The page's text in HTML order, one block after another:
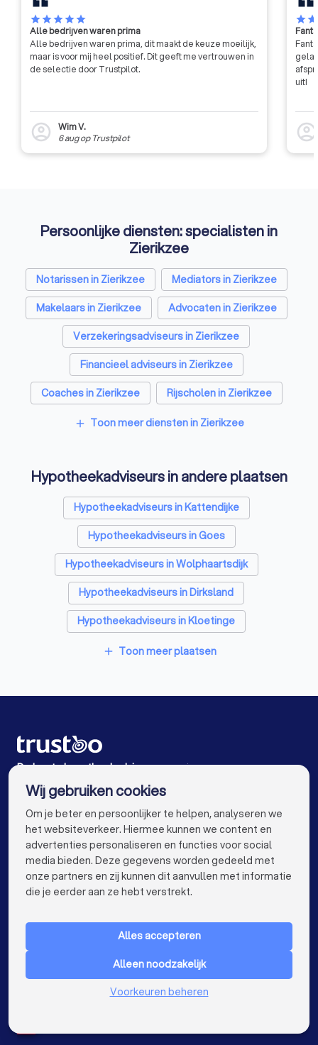
starstarstarstarstar
Alle bedrijven waren prima
Alle bedrijven waren prima, dit maakt de keuze moeilijk,
maar is voor mij heel positief. Dit geeft me vertrouwen in
de selectie door Trustpilot.
account_circle
Wim V.
6 augop Trustpilot
starstar
uit!
account_circle
Persoonlijke diensten: specialisten in
Zierikzee
Notarissen in Zierikzee
Mediators in Zierikzee
Makelaars in Zierikzee
Advocaten in Zierikzee
Verzekeringsadviseurs in Zierikzee
Financieel adviseurs in Zierikzee
Coaches in Zierikzee
Rijscholen in Zierikzee
Relatietherapeuten in Zierikzee
Belastingadviseurs in Zierikzee
Personal trainers in Zierikzee
Diëtisten in Zierikzee
add Toon meer diensten in Zierikzee
Hypotheekadviseurs in andere plaatsen
Hypotheekadviseurs in Kattendijke
Hypotheekadviseurs in Goes
Hypotheekadviseurs in Wolphaartsdijk
Hypotheekadviseurs in Dirksland
Hypotheekadviseurs in Kloetinge
Hypotheekadviseurs in Hellevoetsluis
Hypotheekadviseurs in Steenbergen (NB)
Hypotheekadviseurs in Oost-Souburg
Hypotheekadviseurs in Amsterdam
Hypotheekadviseurs in Rotterdam
Hypotheekadviseurs in Den Haag
Hypotheekadviseurs in Utrecht
Hypotheekadviseurs in Tilburg
Hypotheekadviseurs in Groningen
Hypotheekadviseurs in Almere
add Toon meer plaatsen
De beste hypotheekadviseurs voor jou
VOOR PARTICULIEREN keyboard_arrow_down
Nederland
Wij gebruiken cookies
Om je beter en persoonlijker te helpen, analyseren we
het websiteverkeer. Hiermee kunnen we content en
advertenties personaliseren en functies voor social
media bieden. Deze gegevens worden gedeeld met
onze partners en zij kunnen dit aanvullen met informatie
die je eerder aan ze hebt verstrekt.
Alles accepteren
Alleen noodzakelijk
Voorkeuren beheren